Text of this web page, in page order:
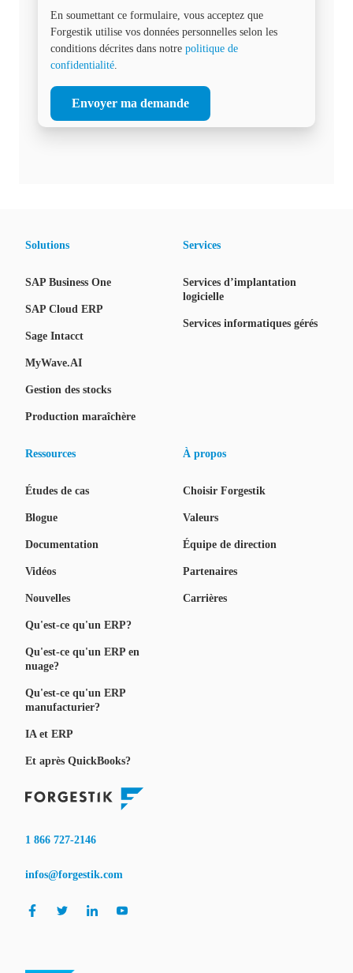
En soumettant ce formulaire, vous acceptez que
Forgestik utilise vos données personnelles selon les
conditions décrites dans notre politique de
confidentialité.
Solutions
SAP Business One
SAP Cloud ERP
Sage Intacct
MyWave.AI
Gestion des stocks
Production maraîchère
Services
Services d’implantation
logicielle
Services informatiques gérés
Ressources
Études de cas
Blogue
Documentation
Vidéos
Nouvelles
Qu'est-ce qu'un ERP?
Qu'est-ce qu'un ERP en
nuage?
Qu'est-ce qu'un ERP
manufacturier?
IA et ERP
Et après QuickBooks?
À propos
Choisir Forgestik
Valeurs
Équipe de direction
Partenaires
Carrières
1 866 727-2146
infos@forgestik.com